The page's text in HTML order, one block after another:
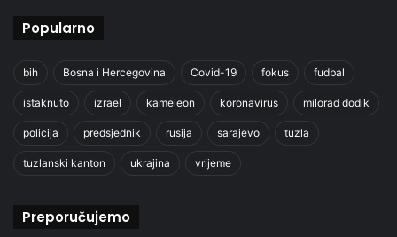
Popularno
bih Bosna i Hercegovina Covid-19 fokus fudbal
istaknuto izrael kameleon koronavirus milorad dodik
policija predsjednik rusija sarajevo tuzla
tuzlanski kanton ukrajina vrijeme
Preporučujemo